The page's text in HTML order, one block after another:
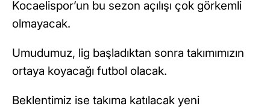
Kocaelispor’un bu sezon açılışı çok görkemli
olmayacak.
Umudumuz, lig başladıktan sonra takımımızın
ortaya koyacağı futbol olacak.
Beklentimiz ise takıma katılacak yeni